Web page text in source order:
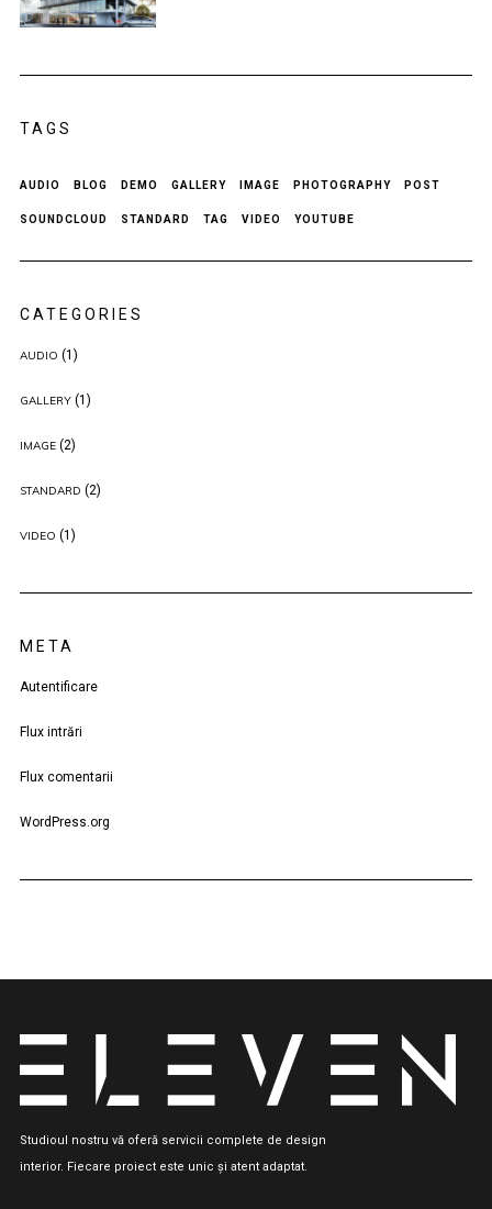
TAGS
AUDIO BLOG DEMO GALLERY IMAGE PHOTOGRAPHY POST
SOUNDCLOUD STANDARD TAG VIDEO YOUTUBE
CATEGORIES
AUDIO (1)
GALLERY(1)
IMAGE(2)
STANDARD (2)
VIDEO (1)
META
Autentificare
Flux intrări
Flux comentarii
WordPress.org
Studioul nostru vă oferă servicii complete de design
interior. Fiecare proiect este unic și atent adaptat.